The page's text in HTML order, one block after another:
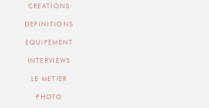
CREATIONS
DEFINITIONS
EQUIPEMENT
INTERVIEWS
LE METIER
PHOTO